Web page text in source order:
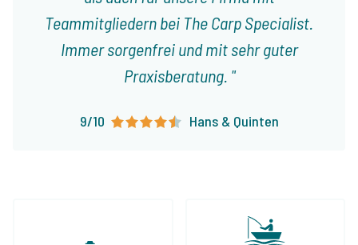
Teammitgliedern bei The Carp Specialist.
Immer sorgenfrei und mit sehr guter
Praxisberatung.
9/10 Hans & Quinten